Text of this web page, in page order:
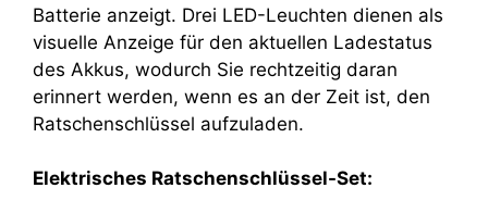
Batterie anzeigt. Drei LED-Leuchten dienen als
visuelle Anzeige für den aktuellen Ladestatus
des Akkus, wodurch Sie rechtzeitig daran
erinnert werden, wenn es an der Zeit ist, den
Ratschenschlüssel aufzuladen.
Elektrisches Ratschenschlüssel-Set: